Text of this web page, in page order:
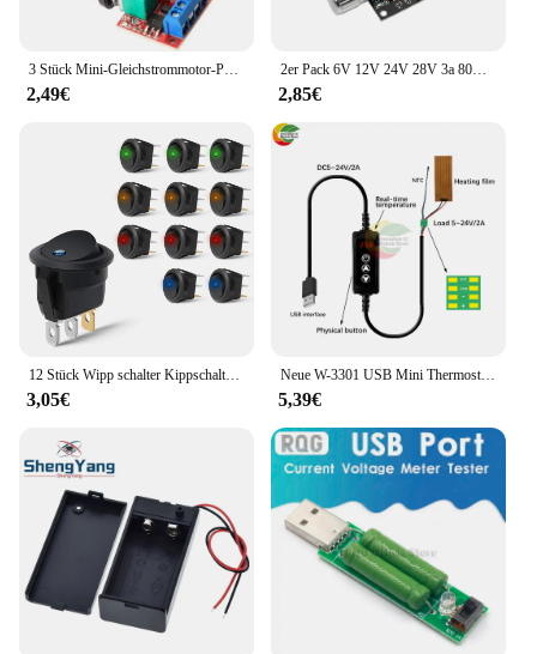
2,49€
2er Pack 6V 12V 24V 28V 3a 80W 1203bb DC Motor drehzahl regler PWM Drehzahl einstellbar reversibler Motor treibersc halter Umkehr
2,85€
3,05€
Neue W-3301 USB Mini Thermostat Schalter LED Digital Control Temperatur Controller Thermometer Thermostat DC 5-24V 12V thermostat
5,39€